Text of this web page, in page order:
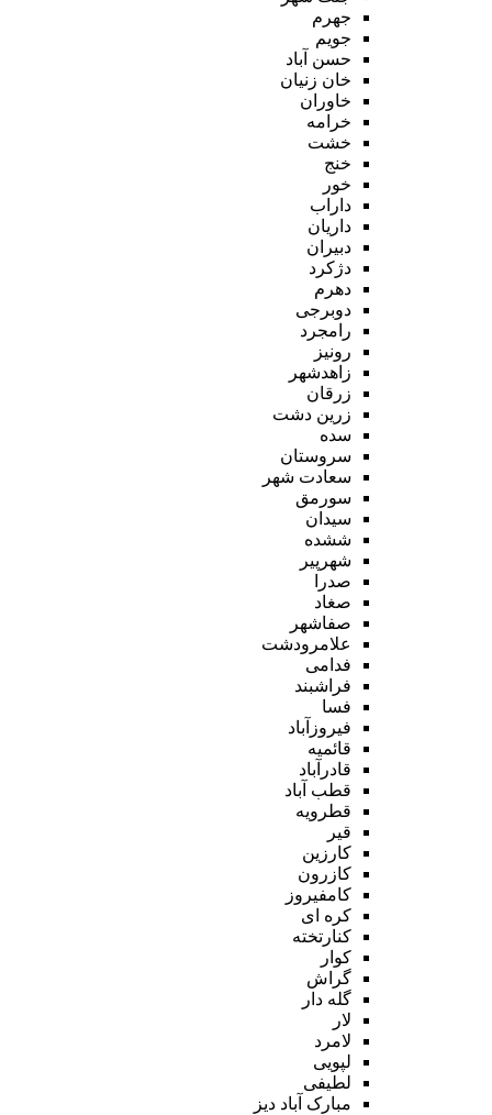
جهرم
جویم
حسن آباد
خان زنیان
خاوران
خرامه
خشت
خنج
خور
داراب
داریان
دبیران
دژکرد
دهرم
دوبرجی
رامجرد
رونیز
زاهدشهر
زرقان
زرین دشت
سده
سروستان
سعادت شهر
سورمق
سیدان
ششده
شهرپیر
صدرا
صغاد
صفاشهر
علامرودشت
فدامی
فراشبند
فسا
فیروزآباد
قائمیه
قادرآباد
قطب آباد
قطرویه
قیر
کارزین
کازرون
کامفیروز
کره ای
کنارتخته
کوار
گراش
گله دار
لار
لامرد
لپویی
لطیفی
مبارک آباد دیز